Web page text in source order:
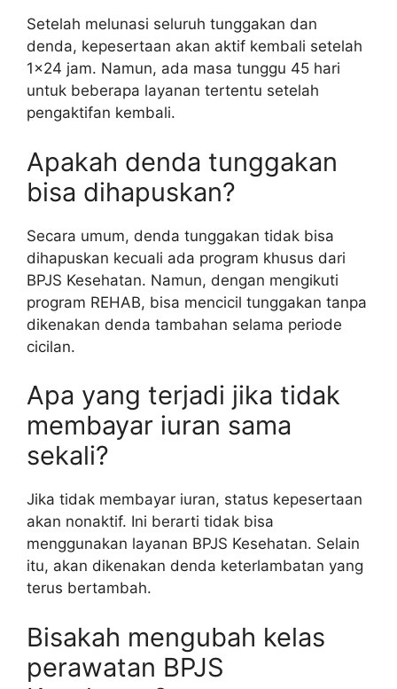
Setelah melunasi seluruh tunggakan dan
denda, kepesertaan akan aktif kembali setelah
1×24 jam. Namun, ada masa tunggu 45 hari
untuk beberapa layanan tertentu setelah
pengaktifan kembali.
Apakah denda tunggakan
bisa dihapuskan?
Secara umum, denda tunggakan tidak bisa
dihapuskan kecuali ada program khusus dari
BPJS Kesehatan. Namun, dengan mengikuti
program REHAB, bisa mencicil tunggakan tanpa
dikenakan denda tambahan selama periode
cicilan.
Apa yang terjadi jika tidak
membayar iuran sama
sekali?
Jika tidak membayar iuran, status kepesertaan
akan nonaktif. Ini berarti tidak bisa
menggunakan layanan BPJS Kesehatan. Selain
itu, akan dikenakan denda keterlambatan yang
terus bertambah.
Bisakah mengubah kelas
perawatan BPJS